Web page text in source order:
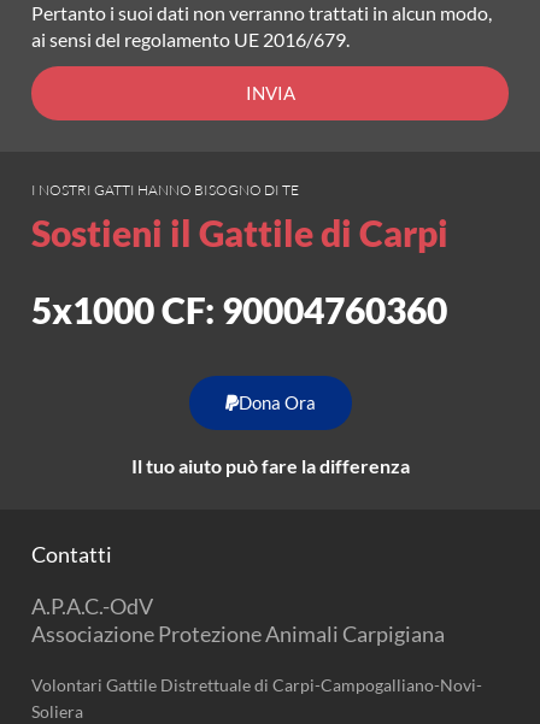
Pertanto i suoi dati non verranno trattati in alcun modo,
ai sensi del regolamento UE 2016/679.
INVIA
I NOSTRI GATTI HANNO BISOGNO DI TE
Sostieni il Gattile di Carpi
5x1000 CF: 90004760360
Dona Ora
Il tuo aiuto può fare la differenza
Contatti
A.P.A.C.-OdV
Associazione Protezione Animali Carpigiana
Volontari Gattile Distrettuale di Carpi-Campogalliano-Novi-
Soliera